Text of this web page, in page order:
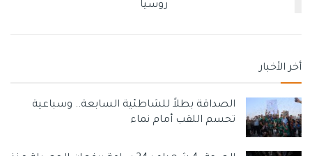
أبدًا. أعرف مقدار الضغط الذي مورس عليه.”
يحاول رئيس الوزراء الإسرائيلي نفتالي بينيت الحفاظ على عدم
روسيا
أخر الأخبار
الصداقة بطلاً للشاطئية السابعة.. وسباعية
تحسم اللقب أمام نماء